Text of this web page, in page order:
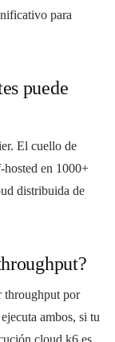
para
puede
El cuello de
en 1000+
distribuida de
throughput por
ambos, si tu
cloud k6 es